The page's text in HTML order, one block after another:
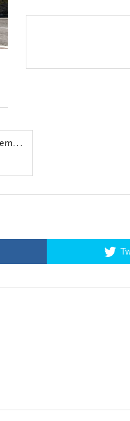
Berea Silva a fost premiată pentru design